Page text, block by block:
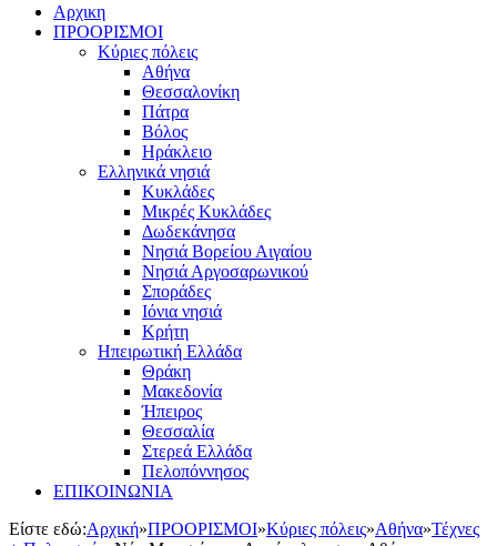
Αρχικη
ΠΡΟΟΡΙΣΜΟΙ
Κύριες πόλεις
Αθήνα
Θεσσαλονίκη
Πάτρα
Βόλος
Ηράκλειο
Ελληνικά νησιά
Κυκλάδες
Μικρές Κυκλάδες
Δωδεκάνησα
Νησιά Βορείου Αιγαίου
Νησιά Αργοσαρωνικού
Σποράδες
Ιόνια νησιά
Κρήτη
Ηπειρωτική Ελλάδα
Θράκη
Μακεδονία
Ήπειρος
Θεσσαλία
Στερεά Ελλάδα
Πελοπόννησος
ΕΠΙΚΟΙΝΩΝΙΑ
Είστε εδώ:Αρχική»ΠΡΟΟΡΙΣΜΟΙ»Κύριες πόλεις»Αθήνα»Τέχνες